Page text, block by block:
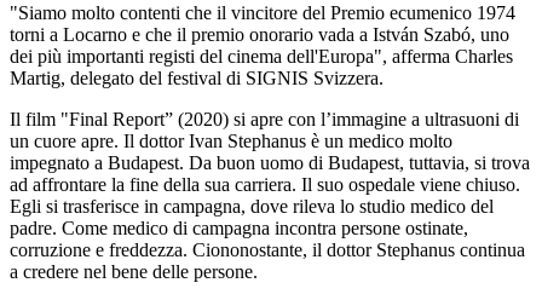
"Siamo molto contenti che il vincitore del Premio ecumenico 1974
torni a Locarno e che il premio onorario vada a István Szabó, uno
dei più importanti registi del cinema dell'Europa", afferma Charles
Martig, delegato del festival di SIGNIS Svizzera.
Il film "Final Report” (2020) si apre con l’immagine a ultrasuoni di
un cuore apre. Il dottor Ivan Stephanus è un medico molto
impegnato a Budapest. Da buon uomo di Budapest, tuttavia, si trova
ad affrontare la fine della sua carriera. Il suo ospedale viene chiuso.
Egli si trasferisce in campagna, dove rileva lo studio medico del
padre. Come medico di campagna incontra persone ostinate,
corruzione e freddezza. Ciononostante, il dottor Stephanus continua
a credere nel bene delle persone.